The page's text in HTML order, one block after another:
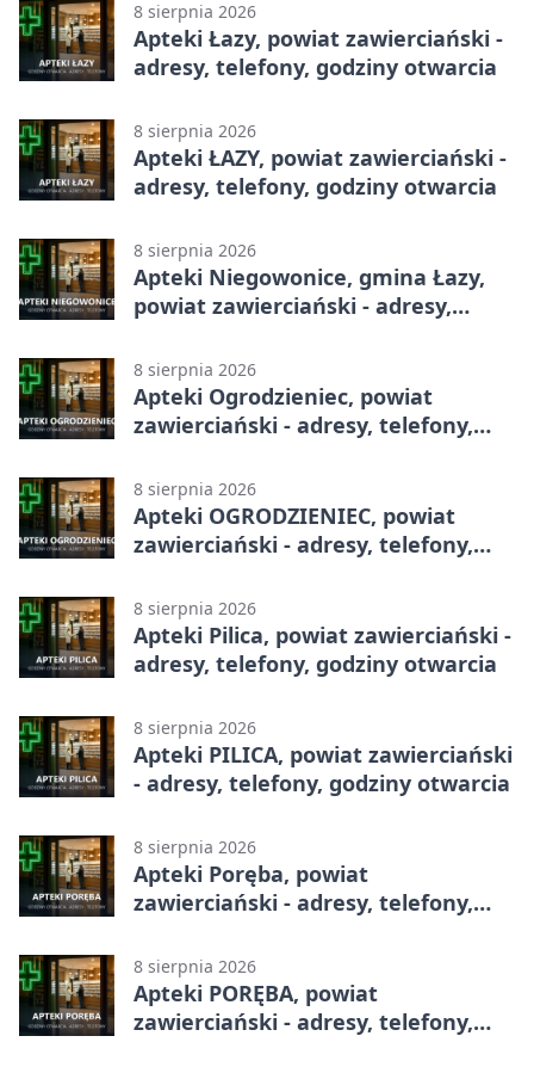
8 sierpnia 2026
Apteki Łazy, powiat zawierciański -
adresy, telefony, godziny otwarcia
8 sierpnia 2026
Apteki ŁAZY, powiat zawierciański -
adresy, telefony, godziny otwarcia
8 sierpnia 2026
Apteki Niegowonice, gmina Łazy,
powiat zawierciański - adresy,
8 sierpnia 2026
Apteki Ogrodzieniec, powiat
zawierciański - adresy, telefony,
8 sierpnia 2026
Apteki OGRODZIENIEC, powiat
zawierciański - adresy, telefony,
8 sierpnia 2026
Apteki Pilica, powiat zawierciański -
adresy, telefony, godziny otwarcia
8 sierpnia 2026
Apteki PILICA, powiat zawierciański
- adresy, telefony, godziny otwarcia
8 sierpnia 2026
Apteki Poręba, powiat
zawierciański - adresy, telefony,
8 sierpnia 2026
Apteki PORĘBA, powiat
zawierciański - adresy, telefony,